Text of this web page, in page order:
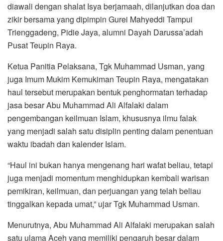
diawali dengan shalat Isya berjamaah, dilanjutkan doa dan
zikir bersama yang dipimpin Gurei Mahyeddi Tampui
Trienggadeng, Pidie Jaya, alumni Dayah Darussa’adah
Pusat Teupin Raya.
Ketua Panitia Pelaksana, Tgk Muhammad Usman, yang
juga Imum Mukim Kemukiman Teupin Raya, mengatakan
haul tersebut merupakan bentuk penghormatan terhadap
jasa besar Abu Muhammad Ali Alfalaki dalam
pengembangan keilmuan Islam, khususnya ilmu falak
yang menjadi salah satu disiplin penting dalam penentuan
waktu ibadah dan kalender Islam.
“Haul ini bukan hanya mengenang hari wafat beliau, tetapi
juga menjadi momentum menghidupkan kembali warisan
pemikiran, keilmuan, dan perjuangan yang telah beliau
tinggalkan kepada umat,” ujar Tgk Muhammad Usman.
Menurutnya, Abu Muhammad Ali Alfalaki merupakan salah
satu ulama Aceh yang memiliki pengaruh besar dalam